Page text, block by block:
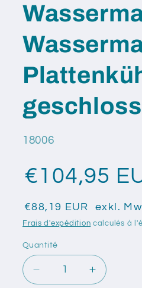
SKU:
18006
€104,95
€88,19 EUR exkl.
Frais d'expédition calculés à
Quantité
Quantité
Réduire
Augmenter